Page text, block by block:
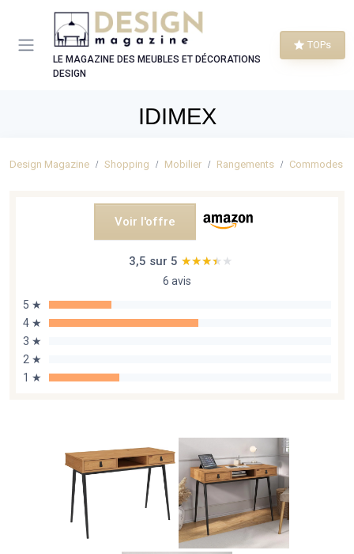
LE MAGAZINE DES MEUBLES ET DÉCORATIONS
DESIGN
TOPs
IDIMEX
Design Magazine Shopping Mobilier Rangements Commodes à
Voir l'offre
3,5 sur 5 ★★★★★
★★★★★
6 avis
5 ★
4 ★
3 ★
2 ★
1 ★
Panneau de gestion des cookies